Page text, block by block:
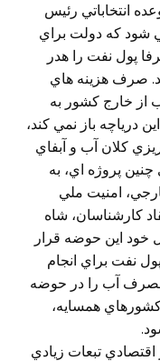
انتخاباتي رئيس
دليل نمي شود که دولت براي
پول نفت را هدر
صرف هزينه هاي
از خارج کشور به
درياچه باز نمي کند،
کلان آب و آبفاي
پروژه اي، به
امنيت ملي
کارشناسان، شاه
خود اين حوضه قرار
نفت براي انجام
مصرف آب را در حوضه
کشورهاي همسايه،
تبعات زيادي